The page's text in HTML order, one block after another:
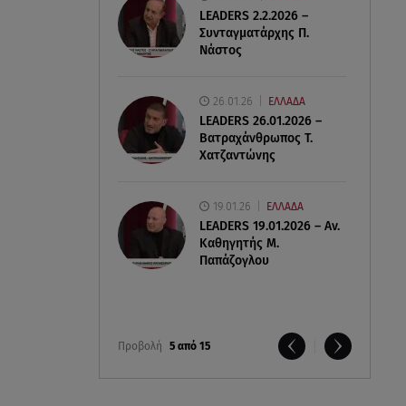
LEADERS 2.2.2026 –
Συνταγματάρχης Π.
Νάστος
26.01.26 ΕΛΛΑΔΑ
LEADERS 26.01.2026 –
Βατραχάνθρωπος Τ.
Χατζαντώνης
19.01.26 ΕΛΛΑΔΑ
LEADERS 19.01.2026 – Αν.
Καθηγητής Μ.
Παπάζογλου
Προβολή 5 από 15